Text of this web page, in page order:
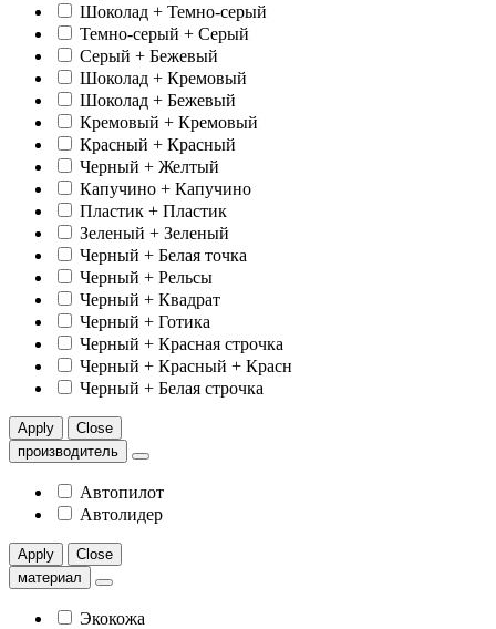
Шоколад + Темно-серый
Темно-серый + Серый
Серый + Бежевый
Шоколад + Кремовый
Шоколад + Бежевый
Кремовый + Кремовый
Красный + Красный
Черный + Желтый
Капучино + Капучино
Пластик + Пластик
Зеленый + Зеленый
Черный + Белая точка
Черный + Рельсы
Черный + Квадрат
Черный + Готика
Черный + Красная строчка
Черный + Красный + Красн
Черный + Белая строчка
Apply
Close
производитель
Автопилот
Автолидер
Apply
Close
материал
Экокожа